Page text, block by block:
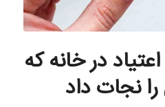
در خانه که
نجات داد